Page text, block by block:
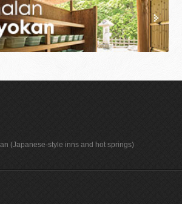
(Japanese-style inns and hot springs)